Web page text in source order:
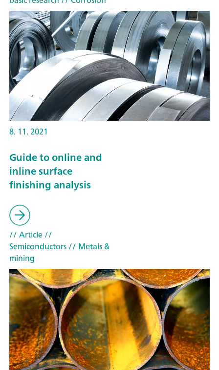
8. 11. 2021
Guide to online and
inline surface
finishing analysis
// Article//
Semiconductors// Metals &
mining